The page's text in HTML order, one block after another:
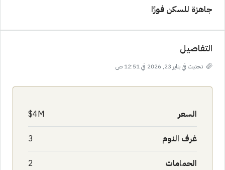
جاهزة للسكن فورًا
التفاصيل
تحديث في يناير 23, 2026 في 12:51 ص
السعر 4M$
غرف النوم 3
الحمامات 2